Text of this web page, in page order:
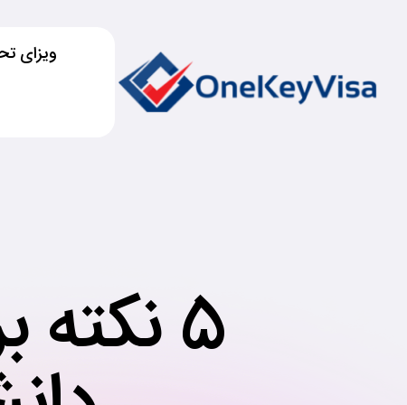
ویزای